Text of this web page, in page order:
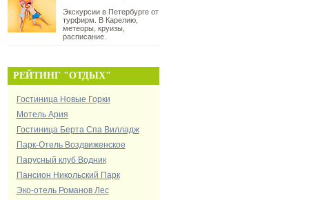
Экскурсии в Петербурге от
турфирм. В Карелию,
метеоры, круизы,
расписание.
РЕЙТИНГ "ОТДЫХ"
Гостиница Новые Горки
Мотель Ария
Гостиница Берта Спа Вилладж
Парк-Отель Воздвиженское
Парусный клуб Водник
Пансион Никольский Парк
Эко-отель Романов Лес